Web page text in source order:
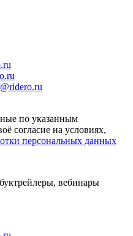
по указанным
согласие на условиях,
персональных данных
вебинары